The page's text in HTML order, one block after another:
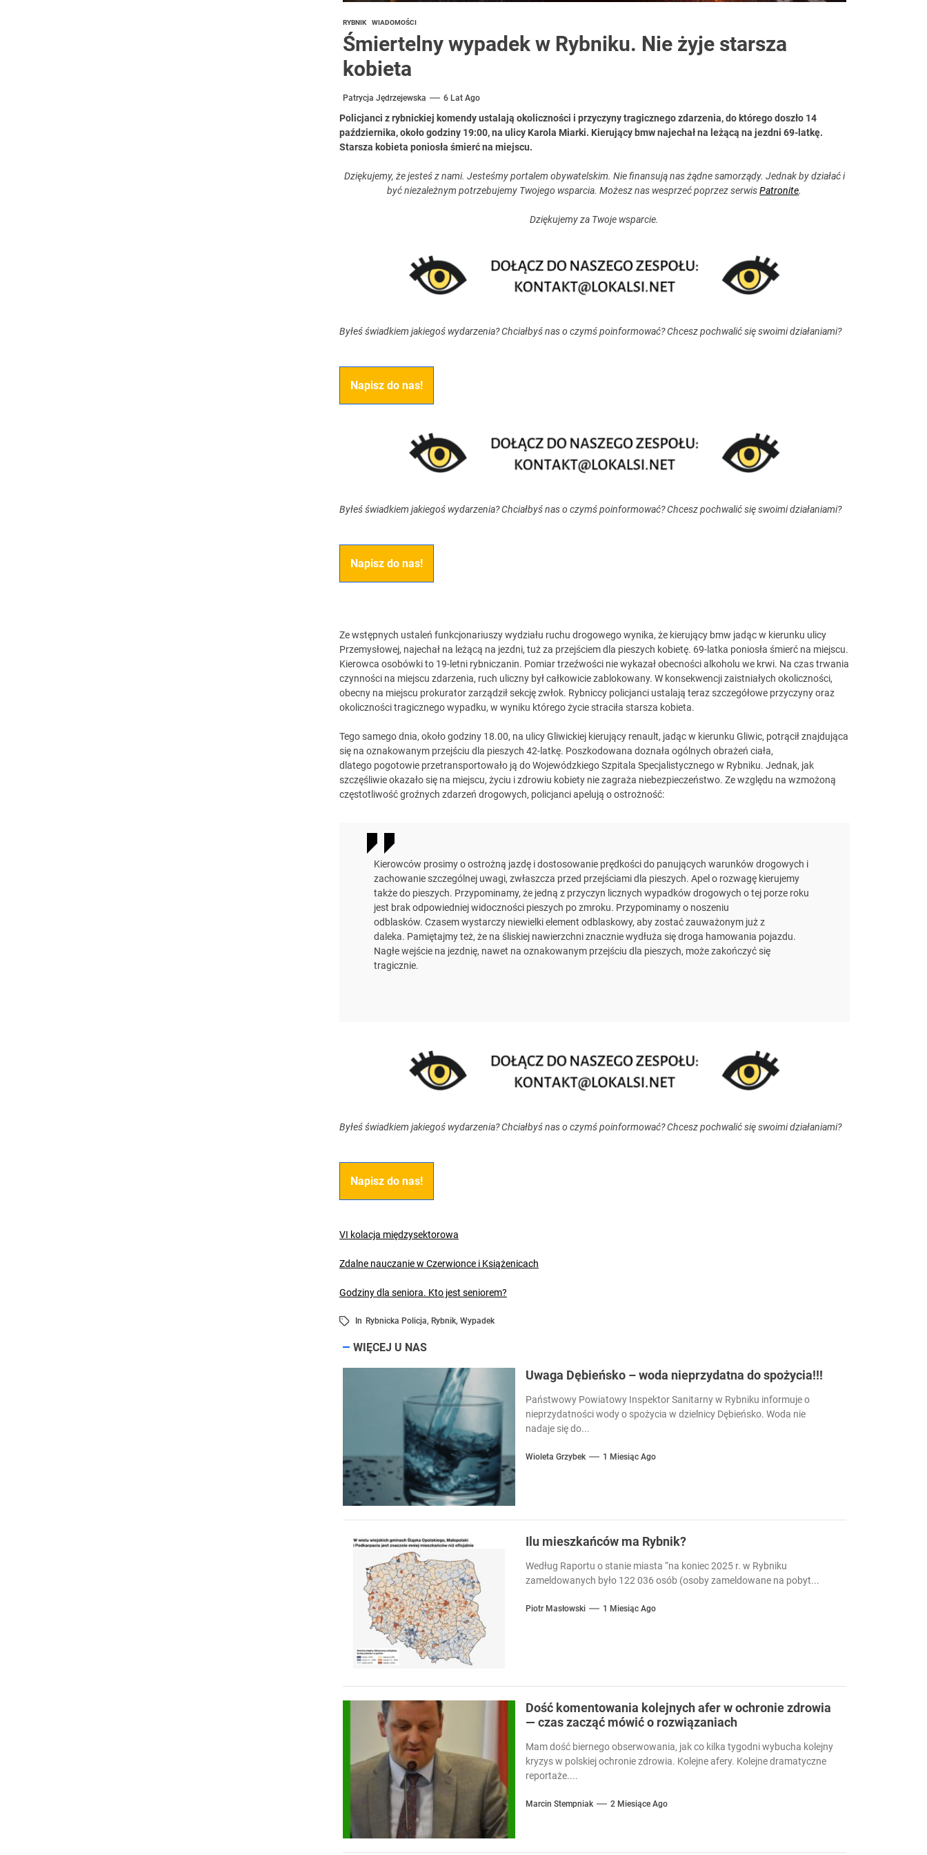
RYBNIK WIADOMOŚCI
Śmiertelny wypadek w Rybniku. Nie żyje starsza
kobieta
Patrycja Jędrzejewska 6 Lat Ago
Policjanci z rybnickiej komendy ustalają okoliczności i przyczyny tragicznego zdarzenia, do którego doszło 14
października, około godziny 19:00, na ulicy Karola Miarki. Kierujący bmw najechał na leżącą na jezdni 69-latkę.
Starsza kobieta poniosła śmierć na miejscu.
Dziękujemy, że jesteś z nami. Jesteśmy portalem obywatelskim. Nie finansują nas żądne samorządy. Jednak by działać i
być niezależnym potrzebujemy Twojego wsparcia. Możesz nas wesprzeć poprzez serwisPatronite.
Dziękujemy za Twoje wsparcie.
Byłeś świadkiem jakiegoś wydarzenia? Chciałbyś nas o czymś poinformować? Chcesz pochwalić się swoimi działaniami?
Napisz do nas!
Byłeś świadkiem jakiegoś wydarzenia? Chciałbyś nas o czymś poinformować? Chcesz pochwalić się swoimi działaniami?
Napisz do nas!
Ze wstępnych ustaleń funkcjonariuszy wydziału ruchu drogowego wynika, że kierujący bmw jadąc w kierunku ulicy
Przemysłowej, najechał na leżącą na jezdni, tuż za przejściem dla pieszych kobietę. 69-latka poniosła śmierć na miejscu.
Kierowca osobówki to 19-letni rybniczanin. Pomiar trzeźwości nie wykazał obecności alkoholu we krwi. Na czas trwania
czynności na miejscu zdarzenia, ruch uliczny był całkowicie zablokowany. W konsekwencji zaistniałych okoliczności,
obecny na miejscu prokurator zarządził sekcję zwłok. Rybniccy policjanci ustalają teraz szczegółowe przyczyny oraz
okoliczności tragicznego wypadku, w wyniku którego życie straciła starsza kobieta.
Tego samego dnia, około godziny 18.00, na ulicy Gliwickiej kierujący renault, jadąc w kierunku Gliwic, potrącił znajdująca
się na oznakowanym przejściu dla pieszych 42-latkę. Poszkodowana doznała ogólnych obrażeń ciała,
dlatego pogotowie przetransportowało ją do Wojewódzkiego Szpitala Specjalistycznego w Rybniku. Jednak, jak
szczęśliwie okazało się na miejscu, życiu i zdrowiu kobiety nie zagraża niebezpieczeństwo. Ze względu na wzmożoną
częstotliwość groźnych zdarzeń drogowych, policjanci apelują o ostrożność:
Kierowców prosimy o ostrożną jazdę i dostosowanie prędkości do panujących warunków drogowych i
zachowanie szczególnej uwagi, zwłaszcza przed przejściami dla pieszych. Apel o rozwagę kierujemy
także do pieszych. Przypominamy, że jedną z przyczyn licznych wypadków drogowych o tej porze roku
jest brak odpowiedniej widoczności pieszych po zmroku. Przypominamy o noszeniu
odblasków. Czasem wystarczy niewielki element odblaskowy, aby zostać zauważonym już z
daleka. Pamiętajmy też, że na śliskiej nawierzchni znacznie wydłuża się droga hamowania pojazdu.
Nagłe wejście na jezdnię, nawet na oznakowanym przejściu dla pieszych, może zakończyć się
tragicznie.
Byłeś świadkiem jakiegoś wydarzenia? Chciałbyś nas o czymś poinformować? Chcesz pochwalić się swoimi działaniami?
Napisz do nas!
VI kolacja międzysektorowa
Zdalne nauczanie w Czerwionce i Książenicach
Godziny dla seniora. Kto jest seniorem?
In Rybnicka Policja, Rybnik, Wypadek
WIĘCEJ U NAS
Uwaga Dębieńsko – woda nieprzydatna do spożycia!!!
Państwowy Powiatowy Inspektor Sanitarny w Rybniku informuje o
nieprzydatności wody o spożycia w dzielnicy Dębieńsko. Woda nie
nadaje się do...
Wioleta Grzybek 1 Miesiąc Ago
Ilu mieszkańców ma Rybnik?
Według Raportu o stanie miasta “na koniec 2025 r. w Rybniku
zameldowanych było 122 036 osób (osoby zameldowane na pobyt...
Piotr Masłowski 1 Miesiąc Ago
Dość komentowania kolejnych afer w ochronie zdrowia
— czas zacząć mówić o rozwiązaniach
Mam dość biernego obserwowania, jak co kilka tygodni wybucha kolejny
kryzys w polskiej ochronie zdrowia. Kolejne afery. Kolejne dramatyczne
reportaże....
Marcin Stempniak 2 Miesiące Ago